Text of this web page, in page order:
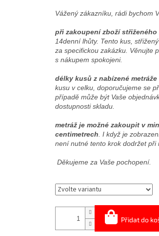
Přidat do
Vážený zákazníku, rádi bychom
při zakoupení zboží
14denní lhůty. Tento kus,
za specifickou zakázku. Věnujte
s nákupem spokojeni.
délky kusů z nabízené
kusu v celku, doporučujeme se
případě může být Vaše
dostupnosti skladu.
metráž je možné zakoupit v
centimetrech. I když je
není nutné tento krok dodržet při
Děkujeme za Vaše pochopení.